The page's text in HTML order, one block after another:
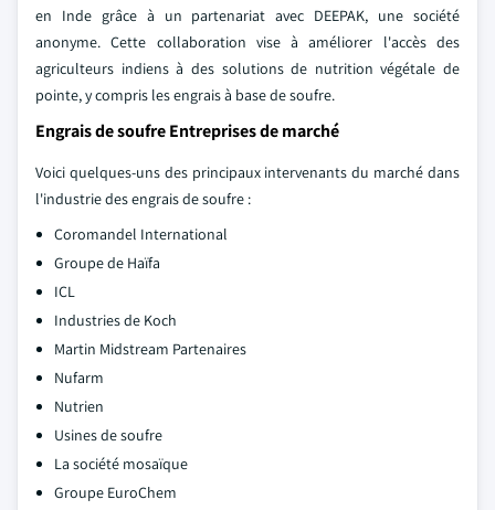
en Inde grâce à un partenariat avec DEEPAK, une société
anonyme. Cette collaboration vise à améliorer l'accès des
agriculteurs indiens à des solutions de nutrition végétale de
pointe, y compris les engrais à base de soufre.
Engrais de soufre Entreprises de marché
Voici quelques-uns des principaux intervenants du marché dans
l'industrie des engrais de soufre :
Coromandel International
Groupe de Haïfa
ICL
Industries de Koch
Martin Midstream Partenaires
Nufarm
Nutrien
Usines de soufre
La société mosaïque
Groupe EuroChem